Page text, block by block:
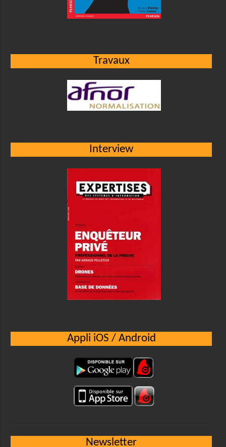
Travaux
Interview
Appli iOS / Android
Newsletter